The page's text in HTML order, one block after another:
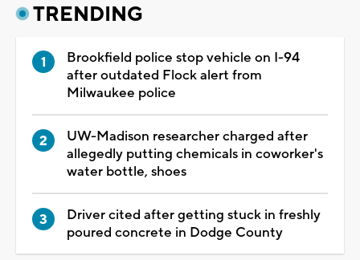
TRENDING
Brookfield police stop vehicle on I-94
after outdated Flock alert from
Milwaukee police
UW-Madison researcher charged after
allegedly putting chemicals in coworker's
water bottle, shoes
Driver cited after getting stuck in freshly
poured concrete in Dodge County